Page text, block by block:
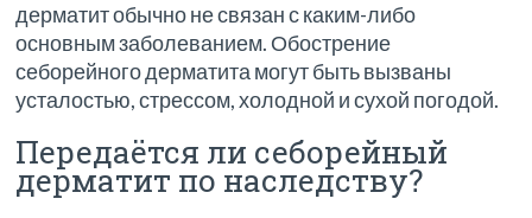
дерматит обычно не связан с каким-либо
основным заболеванием. Обострение
себорейного дерматита могут быть вызваны
усталостью, стрессом, холодной и сухой погодой.
Передаётся ли себорейный
дерматит по наследству?